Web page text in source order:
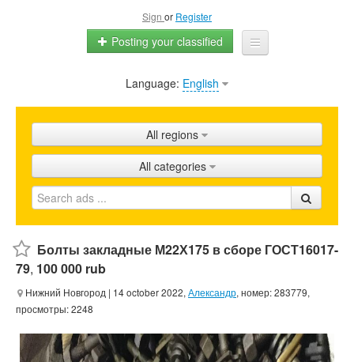
Sign or Register
Posting your classified
Home
Shops
Promotion
FAQ
Blog
Language: English
All regions
All categories
Болты закладные М22Х175 в сборе ГОСТ16017-
79, 100 000 rub
Нижний Новгород | 14 october 2022, Александр, номер: 283779,
просмотры: 2248